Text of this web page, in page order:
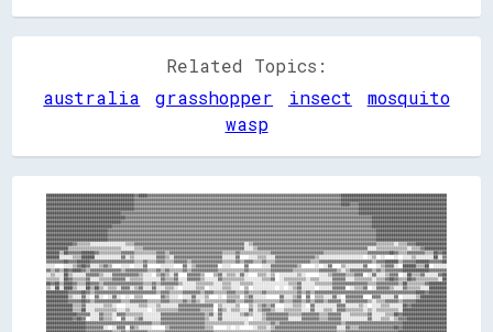
Related Topics:
australia
grasshopper insect
mosquito
wasp
████████████████████████████████████████▓▓████▓▓▓▓▓▓▓▓▓▓▓▓▓▓▓▓▓▓▓▓▓▓▓▓▓▓▓▓▓▓▓▓▓▓▓▓▓▓▓▓▓▓▓▓▓▓▓▓▓▓▓▓▓▓▓▓▓▓▓▓▓▓▓▓▓▓▓▓▓▓▓▓▓▓▓▓▓▓▓▓▓▓▓▓▓▓▓▓████████████████████████████████████████████████
████████████████████████████████████████▓▓▓▓▓▓▓▓▓▓▓▓▓▓▓▓▓▓▓▓▓▓▓▓▓▓▓▓▓▓▓▓▓▓▓▓▓▓▓▓▓▓▓▓▓▓▓▓▓▓▓▓▓▓▓▓▓▓▓▓▓▓▓▓▓▓▓▓▓▓▓▓▓▓▓▓▓▓▓▓▓▓▓▓▓▓▓▓▓▓▓▓▓▓████████████████████████████████████████████████
████████████████████████████████████████▓▓▓▓▓▓▓▓▓▓▓▓▓▓▓▓▓▓▓▓▓▓▓▓▓▓▓▓▓▓▓▓▓▓▓▓▓▓▓▓▓▓▓▓▓▓▓▓▓▓▓▓▓▓▓▓▓▓▓▓▓▓▓▓▓▓▓▓▓▓▓▓▓▓▓▓▓▓▓▓▓▓▓▓▓▓▓▓▓▓▓▓▓▓████▓▓▓▓████████████████████████████████████████
████████████████████████████████████████▓▓▓▓▓▓▓▓▓▓▓▓▓▓▓▓▓▓▓▓▓▓▓▓▓▓▓▓▓▓▓▓▓▓▓▓▓▓▓▓▓▓▓▓▓▓▓▓▓▓▓▓▓▓▓▓▓▓▓▓▓▓▓▓▓▓▓▓▓▓▓▓▓▓▓▓▓▓▓▓▓▓▓▓▓▓▓▓▓▓▓▓▓▓▓▓▓▓▓▓▓▓████████████████████████████████████████
██████████████████████████████████▓▓▓▓▓▓▓▓▓▓▓▓▓▓▓▓▓▓▓▓▓▓▓▓▓▓▓▓▓▓▓▓▓▓▓▓▓▓▓▓▓▓▓▓▓▓▓▓▓▓▓▓▓▓▓▓▓▓▓▓▓▓▓▓▓▓▓▓▓▓▓▓▓▓▓▓▓▓▓▓▓▓▓▓▓▓▓▓▓▓▓▓▓▓▓▓▓▓▓▓▓▓▓▓▓▓▓▓████████████████████████████████████████
████████████████████████████████████▓▓▓▓▓▓▓▓▓▓▓▓▓▓▓▓▓▓▓▓▓▓▓▓▓▓▓▓▓▓▓▓▓▓▓▓▓▓▓▓▓▓▓▓▓▓▓▓▓▓▓▓▓▓▓▓▓▓▓▓▓▓▓▓▓▓▓▓▓▓▓▓▓▓▓▓▓▓▓▓▓▓▓▓▓▓▓▓▓▓▓▓▓▓▓▓▓▓▓▓▓▓▓▓▓▓▓▓▓▓▓▓██████████████████████████████████
██████████████████████████████████▓▓▓▓▓▓▓▓▓▓▓▓▓▓▓▓▓▓▓▓▓▓▓▓▓▓▓▓▓▓▓▓▓▓▓▓▓▓▓▓▓▓▓▓▓▓▓▓▓▓▓▓▓▓▓▓▓▓▓▓▓▓▓▓▓▓▓▓▓▓▓▓▓▓▓▓▓▓▓▓▓▓▓▓▓▓▓▓▓▓▓▓▓▓▓▓▓▓▓▓▓▓▓▓▓▓▓▓▓▓▓▓▓▓██████████████████████████████████
██████████████████████████████▓▓▓▓▓▓▓▓▓▓▓▓▓▓▓▓▓▓▓▓▓▓▓▓▓▓▓▓▓▓▓▓▓▓▓▓▓▓▓▓▓▓▓▓▓▓▓▓▓▓▓▓▓▓▓▓▓▓▓▓▓▓▓▓▓▓▓▓▓▓▓▓▓▓▓▓▓▓▓▓▓▓▓▓▓▓▓▓▓▓▓▓▓▓▓▓▓▓▓▓▓▓▓▓▓▓▓▓▓▓▓▓▓▓▓▓▓▓██████████████████████████████████
████████████████████████████▓▓▓▓▓▓▓▓▓▓▓▓▓▓▓▓▓▓▓▓▓▓▓▓▓▓▓▓▓▓▓▓▓▓▓▓▓▓▓▓▓▓▓▓▓▓▓▓▓▓▓▓▓▓▓▓▓▓▓▓▓▓▓▓▓▓▓▓▓▓▓▓▓▓▓▓▓▓▓▓▓▓▓▓▓▓▓▓▓▓▓▓▓▓▓▓▓▓▓▓▓▓▓▓▓▓▓▓▓▓▓▓▓▓▓▓▓▓▓▓▓▓████████████████████████████████
████████████████████████████▓▓▓▓▓▓▓▓▓▓▓▓▓▓▓▓▓▓▓▓▓▓▓▓▓▓▓▓▓▓▓▓▓▓▓▓▓▓▓▓▓▓▓▓▓▓▓▓▓▓▓▓▓▓▓▓▓▓▓▓▓▓▓▓▓▓▓▓▓▓▓▓▓▓▓▓▓▓▓▓▓▓▓▓▓▓▓▓▓▓▓▓▓▓▓▓▓▓▓▓▓▓▓▓▓▓▓▓▓▓▓▓▓▓▓▓▓▓▓▓▓▓████████████████████████████████
████████████████████████████▓▓▓▓▓▓▓▓▓▓▓▓▓▓▓▓▓▓▓▓▓▓▓▓▓▓▓▓▓▓▓▓▓▓▓▓▓▓▓▓▓▓▓▓▓▓▓▓▓▓▓▓▓▓▓▓▓▓▓▓▓▓▓▓▓▓▓▓▓▓▓▓▓▓▓▓▓▓▓▓▓▓▓▓▓▓▓▓▓▓▓▓▓▓▓▓▓▓▓▓▓▓▓▓▓▓▓▓▓▓▓▓▓▓▓▓▓▓▓▓▓▓████████████████████████████████
████████████▓▓▒▒▒▒▒▒░░░░░░░░░░░░░░░░▒▒▒▒▓▓▓▓▓▓▓▓▓▓▓▓▓▓▓▓▓▓▓▓▓▓▓▓▓▓▓▓▓▓▓▓▓▓▓▓▓▓▓▓▓▓▓▓▓▓▓▓▓▓░░▒▒▓▓▓▓▓▓▓▓▓▓▓▓▓▓▓▓▓▓▓▓▓▓▓▓▓▓▓▓▓▓▓▓▓▓▓▓▓▓▓▓▓▓▓▓▓▓▓▓▓▓▓▓▓▓▓▓▒▒▒▒▒▒▒▒░░▒▒▒▒▓▓▓▓██████████████
██████████▒▒▒▒▒▒▒▒▒▒▒▒▒▒▒▒▒▒▒▒▒▒▒▒░░░░░░▒▒▒▒▓▓▓▓▓▓▓▓▓▓▓▓▓▓▓▓▓▓▓▓▓▓▓▓▓▓▓▓▓▓▓▓▓▓▓▓▓▓▓▓▓▓▓▓▓▓░░░░▒▒▓▓▓▓▓▓▓▓▓▓▓▓▓▓▓▓▓▓▓▓▓▓▓▓▓▓▓▓▓▓▓▓▓▓▓▓▓▓▓▓▓▓▓▓▓▓▓▓▓▓░░░░▒▒▒▒▒▒▒▒▒▒▒▒▒▒░░▒▒▒▒▓▓██████████
██████▒▒██▓▓▓▓▓▓██████▓▓▒▒▒▒▒▒▒▒▒▒▓▓▓▓▓▓▒▒▒▒▒▒▒▒▒▒▓▓▓▓▒▒▓▓▓▓▓▓▓▓▓▓▓▓▓▓▓▓▓▓▓▓▓▓▓▓▒▒▒▒▒▒▓▓▒▒▒▒▒▒▒▒▒▒▒▒▒▒▓▓▓▓▓▓▓▓▓▓▓▓▓▓▓▓▓▓▓▓▓▓▓▓▒▒▒▒▒▒▒▒▒▒▒▒▒▒▒▒▒▒▒▒▓▓▓▓▓▓▓▓▓▓██▓▓▒▒▒▒▓▓▓▓▓▓▓▓▒▒▒▒██▓▓██
██████░░░░░░▒▒▒▒██████░░░░░░░░░░░░▓▓░░▒▒░░░░░░░░░░▓▓▓▓▒▒░░▓▓▓▓▓▓▓▓▓▓▓▓▓▓▓▓▓▓▓▓▓▓░░░░░░▓▓    ░░░░▒▒▒▒░░░░▓▓▓▓▓▓▓▓▓▓▓▓▓▓▓▓▓▓▒▒░░░░░░░░░░░░░░░░░░░░  ░░▒▒  ░░    ░░  ░░░░▒▒░░░░░░░░██░░▓▓
▓▓▓▓▓▓▓▓██▓▓▓▓██████▓▓▓▓▓▓▓▓▓▓▓▓▓▓▓▓▓▓▓▓▒▒▒▒▓▓▒▒▒▒▓▓▓▓▒▒▒▒▓▓▓▓▓▓▒▒▓▓▓▓▓▓▓▓▓▓▓▓▓▓▒▒▒▒▒▒▓▓▒▒▓▓▓▓▒▒▒▒▓▓▒▒▒▒▓▓▓▓▓▓▓▓▓▓▓▓▓▓▓▓▒▒▒▒▓▓▓▓▓▓▓▓▓▓▓▓▓▓▓▓▓▓▓▓▓▓▓▓▒▒▓▓▓▓██████▒▒▓▓▓▓▓▓██████▓▓▓▓▓▓██
░░░░    ░░░░▒▒▓▓██▓▓░░░░▒▒▓▓▒▒    ░░░░  ░░░░▓▓      ░░░░░░    ▓▓░░▒▒▓▓▓▓▓▓▓▓▓▓  ░░░░      ▓▓      ░░░░▓▓▓▓▓▓▓▓▓▓▓▓▒▒      ░░  ░░▓▓    ▒▒░░░░░░░░▓▓    ░░▒▒▓▓▓▓░░  ██████▒▒▒▒██  ░░░░░░
▓▓▒▒▓▓▒▒██▓▓████▓▓▒▒▓▓▓▓▓▓▓▓▓▓▓▓▓▓▒▒▓▓▓▓▓▓▓▓▓▓▒▒▒▒▓▓▒▒▓▓▒▒▒▒▒▒▓▓▒▒▓▓▓▓▓▓▓▓▓▓▓▓▒▒▒▒▒▒▒▒▒▒▒▒▓▓▒▒▒▒▒▒▒▒▒▒▓▓▓▓▓▓▓▓▓▓▒▒▒▒▒▒▒▒▒▒▒▒▓▓▓▓▓▓▓▓▒▒░░▒▒▓▓▓▓▓▓▓▓▓▓▒▒▓▓▒▒▓▓▓▓▓▓▓▓████████████▓▓▓▓▓▓▓▓
░░▒▒░░░░██▒▒░░░░░░▓▓▓▓▓▓▒▒░░░░▓▓▓▓▓▓▓▓▓▓▓▓▒▒░░░░  ▒▒▓▓▒▒░░▓▓    ▓▓▓▓▓▓▒▒    ▒▒▓▓░░▒▒▒▒░░▓▓░░    ▒▒▒▒░░▒▒  ░░░░░░░░▒▒░░      ░░░░▒▒▓▓▓▓▓▓▒▒▒▒▓▓▓▓  ░░▓▓░░░░▒▒▓▓▓▓  ░░██▒▒▒▒▓▓░░░░░░▓▓██
▒▒▒▒▒▒░░██▓▓▒▒▒▒▒▒▓▓░░░░▒▒▒▒▒▒▓▓▓▓▓▓░░▒▒▒▒▒▒░░░░░░░░▓▓▒▒▒▒▓▓░░░░▓▓▓▓▓▓▒▒░░░░░░▓▓▒▒▒▒▒▒▒▒▒▒░░░░░░░░▒▒▒▒▓▓  ░░▒▒▒▒▒▒▒▒▒▒░░▒▒▒▒░░░░░░▓▓▓▓▓▓░░░░▒▒▒▒▒▒▒▒░░▒▒▒▒▓▓██▓▓▒▒▒▒██▓▓▒▒▒▒▒▒▒▒▒▒░░██
██▓▓██▒▒████▓▓▒▒▒▒██▓▓▓▓▒▒▓▓▓▓▓▓▓▓▓▓▓▓▓▓▓▓▓▓▒▒▒▒▓▓▒▒▓▓▓▓▓▓▓▓▒▒░░░░░░▒▒▒▒▒▒▒▒░░░░▒▒▒▒░░░░▒▒▒▒▒▒░░░░░░░░░░░░░░░░▒▒▒▒▓▓░░░░░░▒▒▒▒▒▒▒▒▓▓▓▓▓▓▓▓▓▓▓▓▓▓▓▓▒▒▒▒▓▓▓▓▓▓▓▓▓▓▒▒██▒▒▒▒▒▒▒▒▓▓████████
▒▒░░██░░████▒▒░░░░██▒▒██▒▒░░▒▒▒▒░░▓▓▓▓░░▒▒▓▓░░░░▓▓░░░░▒▒▒▒░░  ░░░░░░▒▒▒▒  ░░░░░░▒▒▒▒░░░░  ▒▒  ░░░░░░░░░░  ░░  ░░▒▒▓▓░░░░░░  ░░░░░░▓▓▓▓▓▓  ░░▒▒▒▒▓▓  ░░▓▓▓▓▓▓▒▒░░░░▓▓▒▒▒▒▒▒░░░░████████
██████████▓▓▓▓▓▓██▓▓▒▒▓▓▓▓▓▓▓▓▓▓▓▓▓▓▓▓▓▓▓▓▓▓▓▓▓▓▓▓▒▒▓▓▓▓▒▒▒▒▒▒▓▓▓▓▓▓▓▓▒▒▓▓▓▓▒▒▒▒▒▒▓▓▓▓▒▒▒▒▓▓▒▒▒▒▒▒▓▓▒▒▒▒▒▒▒▒▒▒▒▒▒▒▓▓▒▒▓▓▒▒▓▓▓▓▓▓▓▓▓▓▓▓▓▓▓▓▓▓▓▓▓▓▓▓▓▓▓▓▓▓▓▓▓▓▓▓▓▓▓▓▓▓▓▓▓▓████▓▓████████
██████████▒▒░░░░▓▓░░  ▓▓░░  ░░▓▓░░  ░░  ▒▒▒▒        ▓▓▒▒░░░░  ░░░░▓▓░░░░▒▒    ░░  ▒▒▒▒▒▒  ▒▒▓▓░░░░░░      ▓▓░░░░▒▒▓▓  ▓▓  ▒▒▒▒░░░░▓▓░░  ▓▓▓▓▓▓▓▓    ▓▓▓▓░░░░░░▓▓  ░░░░░░▒▒████████████
██████████▓▓▓▓▓▓██▓▓▒▒▓▓▓▓▓▓▓▓▓▓▓▓▒▒▒▒▓▓▓▓▓▓▓▓▒▒▒▒▒▒▓▓▓▓▒▒▒▒▒▒▓▓▒▒▓▓▒▒░░▒▒▒▒▒▒▒▒▒▒▓▓▓▓▒▒▒▒▓▓▓▓▒▒▒▒▒▒▒▒▒▒▒▒▓▓▒▒▒▒▓▓▓▓▒▒▓▓▒▒▓▓▓▓▒▒▓▓▓▓▓▓░░▓▓▓▓▓▓▓▓▓▓▒▒░░▒▒▒▒▓▓▓▓▓▓▒▒▓▓▓▓▓▓██████████████
████████████▒▒▒▒▓▓░░░░░░░░▒▒▒▒░░    ░░░░░░▒▒▒▒░░░░▒▒░░░░░░░░▓▓▓▓▓▓▓▓▓▓▓▓▓▓▓▓  ▒▒░░░░░░▒▒    ▒▒░░▒▒▓▓▒▒▓▓    ░░░░▒▒▒▒░░  ▓▓░░░░░░░░░░▓▓▓▓░░░░░░▒▒░░  ░░░░▒▒▒▒░░░░░░██▓▓████████████████
████████████▒▒▒▒██░░░░▒▒▒▒▒▒▒▒▒▒░░░░▒▒░░░░░░░░  ░░▒▒▒▒▒▒▒▒▒▒▓▓▓▓▓▓▓▓▓▓▒▒▒▒▒▒  ▓▓▒▒░░▒▒▒▒░░░░▓▓░░▒▒▓▓▓▓▒▒░░░░▒▒▒▒▒▒▒▒░░░░▓▓░░░░▒▒▒▒░░▓▓▓▓▒▒▒▒▒▒▒▒░░▒▒░░▒▒▒▒▒▒▒▒▒▒░░████████████████████
██████████████▓▓▓▓▓▓░░░░▓▓▒▒▒▒░░▓▓▓▓▒▒▒▒▒▒▒▒░░░░░░░░▓▓▓▓▓▓▓▓▓▓▓▓▓▓▓▓▓▓▓▓▒▒▓▓░░▓▓░░░░░░░░▒▒▓▓▒▒░░░░▒▒▓▓▓▓▓▓▓▓▓▓▒▒▒▒▒▒▓▓▓▓▓▓▓▓▒▒▒▒▓▓▓▓▓▓░░░░▒▒▒▒▒▒▒▒▓▓░░░░░░▒▒▒▒██▓▓████████████████████
████████████▓▓██▓▓  ░░░░▓▓▒▒▒▒░░  ▓▓░░░░▒▒▓▓░░░░░░░░▓▓▓▓▓▓▓▓▓▓▓▓▓▓▓▓▓▓▓▓▒▒░░░░▓▓░░░░░░░░░░░░  ░░░░▒▒▓▓▓▓▓▓▓▓▓▓░░░░░░▓▓▓▓▓▓▓▓▒▒▒▒▓▓▓▓▓▓░░░░░░░░░░░░▓▓░░░░▒▒▒▒░░▒▒▓▓▓▓██████████████████
██████████████████▓▓▓▓▓▓▓▓▓▓▓▓▓▓▓▓▓▓▓▓▓▓▓▓▓▓▓▓▓▓▒▒▒▒▓▓▓▓▓▓▓▓▓▓▓▓▓▓▓▓▓▓▓▓▒▒▒▒▒▒▒▒▒▒▒▒▒▒▒▒▒▒░░▒▒▒▒▒▒▒▒▒▒▓▓▒▒▓▓▓▓▓▓▓▓▓▓▓▓▓▓▓▓▓▓▓▓▓▓▓▓▓▓▓▓▒▒▓▓▓▓▓▓▓▓▓▓▓▓▓▓▓▓▓▓▓▓▓▓▓▓▓▓████████████████████
██████████████████▓▓▓▓▓▓▓▓░░  ░░▓▓▓▓  ▓▓▒▒░░░░░░      ▒▒▓▓▓▓▓▓▓▓▓▓▓▓▓▓▓▓▒▒▒▒      ░░  ░░      ░░▒▒▒▒░░▒▒▓▓▓▓▓▓▓▓▓▓▓▓▓▓▓▓▓▓▓▓▓▓▓▓▓▓▓▓░░░░▓▓▒▒▒▒▓▓▓▓▓▓▓▓▓▓▓▓▓▓▓▓██▓▓████████████████████
██████████████████▓▓▓▓▓▓▓▓▓▓▓▓▒▒▒▒▓▓▒▒▓▓▓▓▓▓▓▓▒▒▒▒▒▒▒▒▓▓▓▓▓▓▓▓▓▓▓▓▓▓▓▓▓▓▓▓▓▓▒▒▒▒▒▒▒▒▒▒▒▒▒▒▒▒▒▒▒▒▒▒▒▒▒▒▓▓▓▓▓▓▓▓▓▓▓▓▓▓▓▓▓▓▓▓▓▓▓▓▓▓▓▓▓▓▒▒▒▒▓▓▓▓▓▓▓▓▓▓▓▓▓▓▓▓▓▓▓▓▓▓▓▓██████████████████████
██████████████████▓▓▓▓▓▓▓▓▓▓▓▓▓▓▓▓    ░░░░░░░░    ▓▓▒▒▒▒▓▓▓▓▓▓▓▓▓▓▓▓▓▓▓▓▓▓▒▒░░  ▒▒░░░░░░▒▒▒▒▒▒▒▒▒▒▓▓▒▒▒▒▓▓▓▓▓▓▓▓▓▓▓▓▓▓▓▓▓▓▓▓▒▒░░░░▓▓▒▒▒▒░░▒▒▓▓▓▓▓▓  ▓▓▓▓▓▓▓▓▓▓▓▓██████████████████████
██████████████████▓▓▓▓▓▓▓▓▓▓▓▓▓▓▓▓▒▒░░▒▒░░░░▒▒▒▒▒▒▓▓▒▒▓▓▓▓▓▓▓▓▓▓▓▓▓▓▓▓▓▓▓▓▓▓░░░░░░▒▒▒▒░░░░▒▒▓▓▓▓▓▓▓▓▒▒▒▒▓▓▓▓▓▓▓▓▓▓▓▓▓▓▓▓▓▓▓▓▒▒▒▒▒▒░░░░░░▒▒▓▓▓▓▓▓▓▓▒▒▓▓▓▓▓▓▓▓▓▓▓▓██████████████████████
██████████████████▓▓▓▓▓▓▓▓▓▓▓▓▓▓▓▓░░▓▓▒▒▒▒▒▒▒▒░░▒▒▓▓▒▒▓▓▓▓▓▓▓▓▓▓▓▓▓▓▓▓▓▓▓▓▓▓▓▓░░▒▒▒▒▒▒░░░░░░░░░░▒▒▓▓▓▓▓▓▓▓▓▓▓▓▓▓▓▓▓▓▓▓▓▓▓▓▓▓▒▒▒▒▒▒▓▓▓▓░░░░░░▒▒▒▒▓▓▓▓▓▓▓▓▓▓▓▓▓▓▓▓██████████████████████
██████████████████▓▓▓▓▓▓▓▓▓▓▓▓▓▓▒▒░░░░░░░░░░░░░░  ▓▓░░░░▒▒▓▓▓▓▓▓▓▓▓▓▓▓▓▓▓▓▓▓▓▓░░░░░░░░░░░░░░░░░░░░▒▒▒▒▓▓▓▓▓▓▓▓▓▓▓▓▓▓▓▓▓▓▓▓▓▓▒▒░░░░▓▓░░░░░░▒▒░░░░  ▓▓▓▓▓▓▓▓▓▓▓▓▓▓▓▓████████████████████
██████████████████▓▓▓▓▓▓▓▓▓▓▓▓▓▓▓▓▓▓▓▓▓▓▓▓▓▓▓▓▓▓▒▒▓▓▓▓▓▓▓▓▓▓▓▓▓▓▓▓▓▓▓▓▓▓▓▓▓▓▓▓▒▒▒▒▓▓▓▓▒▒▒▒▓▓▒▒▒▒▒▒▓▓▓▓▓▓▒▒▓▓▓▓▓▓▓▓▓▓▓▓▓▓▓▓▓▓▒▒▒▒▓▓▓▓▓▓▒▒▒▒▓▓▓▓▓▓▓▓▓▓▓▓▓▓▓▓▓▓▓▓▓▓▓▓████████████████████
██████████████████▓▓▓▓▓▓▓▓▓▓▓▓▓▓▓▓  ░░░░▒▒▒▒        ▒▒▒▒░░▓▓▓▓▓▓▓▓▓▓▓▓▓▓▓▓▓▓▓▓░░░░▒▒▓▓▒▒  ▒▒    ▒▒▓▓▓▓▒▒  ▓▓▓▓▓▓▓▓▓▓▓▓▓▓▓▓  ░░░░  ░░    ░░░░░░▒▒▓▓▓▓▓▓▓▓▓▓▓▓▓▓▓▓██████████████████████
██████████████████▓▓▓▓▓▓▓▓▓▓▓▓▓▓▓▓▒▒▓▓▓▓▓▓▓▓▓▓▒▒▒▒▓▓▒▒▒▒▓▓▓▓▓▓▓▓▓▓▓▓▓▓▓▓▓▓▓▓▓▓▒▒▒▒▒▒▓▓▓▓▒▒░░▒▒▒▒▒▒▓▓▒▒░░▒▒▓▓▓▓▓▓▓▓▓▓▓▓▓▓▓▓▒▒▒▒▒▒▒▒▓▓▒▒▒▒▓▓▓▓▓▓▓▓▓▓▓▓▓▓▓▓▓▓▓▓▓▓▓▓██████████████████████
██████████████████▓▓▓▓▓▓▓▓▓▓▓▓▓▓▓▓▓▓▓▓▓▓▒▒░░░░    ░░░░░░░░    ▓▓▒▒▒▒▓▓▓▓▓▓▓▓▓▓    ▒▒▒▒▒▒▓▓▓▓  ░░▒▒▒▒░░  ░░▓▓▓▓▓▓▓▓▓▓▓▓      ▒▒▓▓▒▒      ▓▓▓▓▓▓▓▓▓▓▓▓▓▓▓▓▓▓▓▓▓▓▓▓██████████████████████
████████████████████▓▓▓▓▓▓▓▓▓▓▓▓▓▓▓▓▓▓▓▓▒▒▒▒▒▒▒▒▒▒▒▒▒▒▒▒▒▒▒▒▒▒▓▓▒▒▓▓▓▓▓▓▓▓▓▓▓▓▒▒▒▒▒▒▒▒▒▒▓▓▓▓▒▒▒▒▒▒▒▒▒▒▒▒▒▒░░▓▓▓▓▓▓▓▓▓▓░░▒▒▒▒▓▓▓▓▓▓▒▒▒▒▒▒▓▓▓▓▓▓▓▓▓▓▓▓▓▓▓▓▓▓▓▓▓▓████████████████████████
██████████████████████▓▓▓▓▓▓▓▓▓▓▓▓▓▓▓▓▓▓▓▓▓▓▓▓▒▒▓▓▓▓▓▓▓▓▓▓▓▓▓▓▒▒░░▓▓▓▓▓▓▓▓▓▓▓▓▓▓▓▓▒▒▒▒▒▒░░▓▓▓▓▓▓▓▓▓▓▓▓▓▓▓▓▒▒░░▒▒▓▓▓▓▓▓▒▒▓▓▒▒▓▓▓▓▓▓▓▓▓▓▓▓▓▓▓▓▓▓▓▓▓▓▓▓▓▓▓▓▓▓▓▓▓▓████████████████████████
██████████████████████▓▓▓▓▓▓▓▓▓▓▓▓▓▓▓▓▓▓▓▓▓▓▓▓░░▓▓▓▓▓▓▓▓▓▓▓▓▓▓░░░░▓▓▓▓▓▓▓▓▓▓▓▓░░▓▓▒▒▒▒▓▓░░▓▓▓▓▓▓▓▓▒▒▒▒░░▓▓░░  ░░▒▒▓▓▒▒  ▓▓░░▒▒▓▓▒▒▓▓▓▓▓▓▓▓▓▓▓▓▓▓▓▓▓▓▓▓▓▓▓▓▓▓▓▓████████████████████████
██████████████████████▓▓▓▓▓▓▓▓▓▓▓▓▓▓▓▓▓▓▓▓▓▓▓▓▓▓▓▓▓▓▓▓▓▓▓▓▓▓▓▓▓▓▓▓▓▓▓▓▓▓▓▓▓▓▓▓▒▒▒▒▒▒▒▒▓▓▒▒▓▓▓▓▓▓▓▓▓▓▒▒▒▒▓▓▓▓▓▓▒▒▓▓▓▓▓▓▓▓▓▓▓▓▓▓▓▓▓▓▓▓▓▓▓▓▓▓▓▓▓▓▓▓▓▓▓▓▓▓▓▓▓▓▓▓██████████████████████████
████████████████████████▓▓▓▓▓▓▓▓▓▓▓▓▓▓▓▓▓▓▓▓▓▓▓▓▓▓▓▓▓▓▓▓▓▓▓▓▓▓▓▓▓▓▓▓▓▓▓▓▓▓▓▓▓▓▓▓░░░░░░░░    ▓▓▓▓▓▓▓▓▓▓▓▓▓▓▓▓▓▓▓▓▓▓▓▓▓▓▓▓▓▓▓▓▓▓▓▓▓▓▓▓▓▓▓▓▓▓▓▓▓▓▓▓▓▓▓▓▓▓▓▓▓▓████████████████████████████
████████████████████████▓▓▓▓▓▓▓▓▓▓▓▓▓▓▓▓▓▓▓▓▓▓▓▓▓▓▓▓▓▓▓▓▓▓▓▓▓▓▓▓▓▓▓▓▓▓▓▓▓▓▓▓▓▓▓▓▒▒▒▒▒▒▒▒▒▒▓▓▓▓▓▓▓▓▓▓▓▓▓▓▓▓▓▓▓▓▓▓▓▓▓▓▓▓▓▓▓▓▓▓▓▓▓▓▓▓▓▓▓▓▓▓▓▓▓▓▓▓▓▓▓▓▓▓▓▓▓▓▓▓▓▓██████████████████████████
████████████████████████▓▓▓▓▓▓▓▓▓▓▓▓▓▓▓▓▓▓▓▓▓▓▓▓▓▓▓▓▓▓▓▓▓▓▓▓▓▓▓▓▓▓▓▓▓▓▓▓▓▓▓▓▓▓▓▓▓▓▒▒░░▓▓▓▓▓▓▓▓▓▓▓▓▓▓▓▓▓▓▓▓▓▓▓▓▓▓▓▓▓▓▓▓▓▓▓▓▓▓▓▓▓▓▓▓▓▓▓▓▓▓▓▓▓▓▓▓▓▓▓▓▓▓▓▓▓▓▓▓▓▓██████████████████████████
████████████████████████▓▓██▓▓▓▓▓▓▓▓▓▓▓▓▓▓▓▓▓▓▓▓▓▓▓▓▓▓▓▓▓▓▓▓▓▓▓▓▓▓▓▓▓▓▓▓▓▓▓▓▓▓▓▓░░▒▒▒▒▓▓▓▓▓▓▓▓▓▓▓▓▓▓▓▓▓▓▓▓▓▓▓▓▓▓▓▓▓▓▓▓▓▓▓▓▓▓▓▓▓▓▓▓▓▓▓▓▓▓▓▓▓▓▓▓▓▓▓▓▓▓▓▓▓▓██████████████████████████████
██████████████████████████▓▓▓▓▓▓▓▓▓▓▓▓▓▓▓▓▓▓▓▓▓▓▓▓▓▓▓▓▓▓▓▓▓▓▓▓▓▓▓▓▓▓▓▓▓▓▓▓▓▓▓▓▓▓▓▓▓▓▒▒░░░░▓▓▓▓▓▓▓▓▓▓▓▓▓▓▓▓▓▓▓▓▓▓▓▓▓▓▓▓▓▓▓▓▓▓▓▓▓▓▓▓▓▓▓▓▓▓▓▓▓▓▓▓▓▓▓▓▓▓▓▓▓▓▓▓████████████████████████████
████████████████████████████▓▓▓▓▓▓▓▓▓▓▓▓▓▓▓▓▓▓▓▓▓▓▓▓▓▓▓▓▓▓▓▓▓▓▓▓▓▓▓▓▓▓▓▓▓▓▓▓▓▓▓▓▓▓▒▒░░░░░░▓▓▓▓▓▓▓▓▓▓▓▓▓▓▓▓▓▓▓▓▓▓▓▓▓▓▓▓▓▓▓▓▓▓▓▓▓▓▓▓▓▓▓▓▓▓▓▓▓▓▓▓▓▓▓▓▓▓▓▓████████████████████████████████
██████████████████████████████▓▓▓▓▓▓▓▓▓▓▓▓▓▓▓▓▓▓▓▓▓▓▓▓▓▓▓▓▓▓▓▓▓▓▓▓▓▓▓▓▓▓▓▓▓▓▓▓▓▓▓▓▓▓▓▓▓▓▓▓▓▓▓▓▓▓▓▓▓▓▓▓▓▓▓▓▓▓▓▓▓▓▓▓▓▓▓▓▓▓▓▓▓▓▓▓▓▓▓▓▓▓▓▓▓▓▓▓▓▓▓▓▓▓▓▓▓▓██████████████████████████████████
██████████████████████████████▓▓██▓▓▓▓▓▓▓▓▓▓▓▓▓▓▓▓▓▓▓▓▓▓▓▓▓▓▓▓▓▓▓▓▓▓▓▓▓▓▓▓▓▓▓▓▓▓▓▓▓▓▓▓▓▓▓▓░░▓▓▓▓▓▓▓▓▓▓▓▓▓▓▓▓▓▓▓▓▓▓▓▓▓▓▓▓▓▓▓▓▓▓▓▓▓▓▓▓▓▓▓▓▓▓▓▓▓▓▓▓▓▓████████████████████████████████████
██████████████████████████████████▓▓▓▓▓▓▓▓▓▓▓▓▓▓▓▓▓▓▓▓▓▓▓▓▓▓▓▓▓▓▓▓▓▓▓▓▓▓▓▓▓▓▓▓▓▓▓▓▓▓▓▓▓▓▓▓▒▒▓▓▓▓▓▓▓▓▓▓▓▓▓▓▓▓▓▓▓▓▓▓▓▓▓▓▓▓▓▓▓▓▓▓▓▓▓▓▓▓▓▓▓▓▓▓▓▓▓▓▓▓██████████████████████████████████████
████████████████████████████████████▓▓▓▓▓▓▓▓▓▓▓▓▓▓▓▓▓▓▓▓▓▓▓▓▓▓▓▓▓▓▓▓▓▓▓▓▓▓▓▓▓▓▓▓▓▓▓▓▓▓▓▓▓▓▓▓▓▓▓▓▓▓▓▓▓▓▓▓▓▓▓▓▓▓▓▓▓▓▓▓▓▓▓▓▓▓▓▓▓▓▓▓▓▓▓▓▓▓▓▓▓▓▓▓▓▓▓▓▓▓████████████████████████████████████
████████████████████████████████████▓▓▓▓▓▓▓▓▓▓▓▓▓▓▓▓▓▓▓▓▓▓▓▓▓▓▓▓▓▓▓▓▓▓▓▓▓▓▓▓▓▓▓▓▓▓▓▓▓▓▓▓▓▓▓▓▓▓▓▓▓▓▓▓▓▓▓▓▓▓▓▓▓▓▓▓▓▓▓▓▓▓